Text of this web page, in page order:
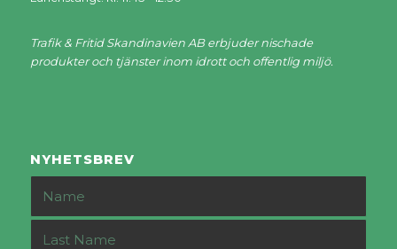
Trafik & Fritid Skandinavien AB erbjuder nischade
produkter och tjänster inom idrott och offentlig miljö.
NYHETSBREV